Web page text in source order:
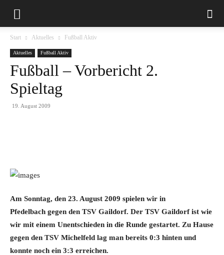
Start Aktuelles Fußball Aktiv
Aktuelles Fußball Aktiv
Fußball – Vorbericht 2.
Spieltag
19. August 2009
Am Sonntag, den 23. August 2009 spielen wir in
Pfedelbach gegen den TSV Gaildorf. Der TSV Gaildorf ist wie
wir mit einem Unentschieden in die Runde gestartet. Zu Hause
gegen den TSV Michelfeld lag man bereits 0:3 hinten und
konnte noch ein 3:3 erreichen.